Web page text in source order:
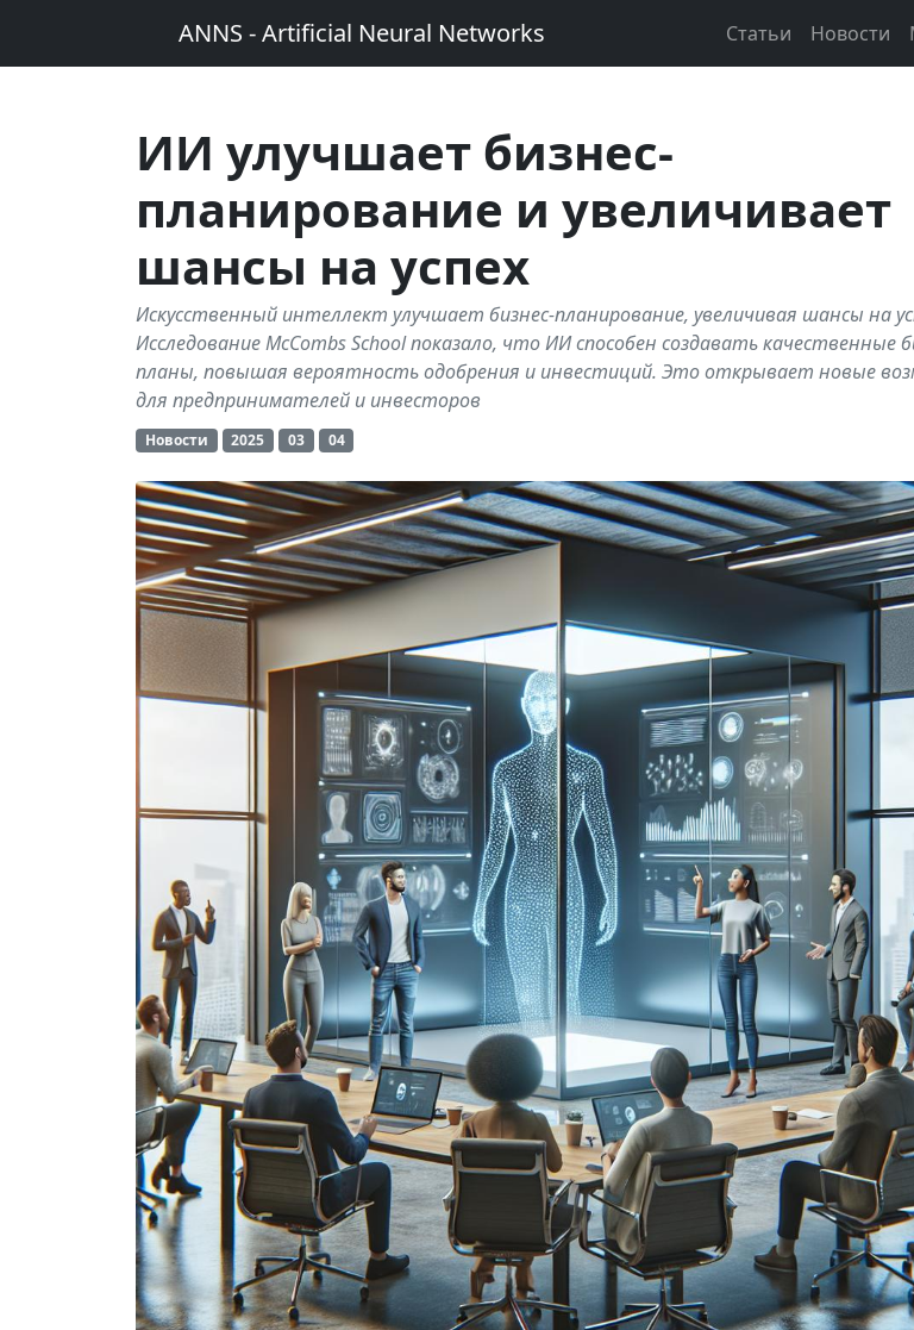
ANNS - Artificial Neural Networks Статьи Новости
ИИ улучшает бизнес-
планирование и увеличивает
шансы на успех
Искусственный интеллект улучшает бизнес-планирование, увеличивая шансы на
Исследование McCombs School показало, что ИИ способен создавать качественные
планы, повышая вероятность одобрения и инвестиций. Это открывает новые
для предпринимателей и инвесторов
Новости 2025 03 04